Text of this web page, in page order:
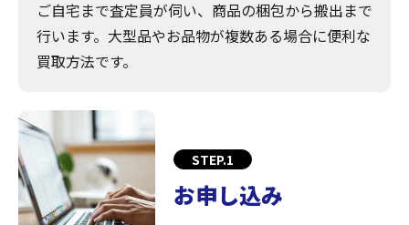
ご自宅まで査定員が伺い、商品の梱包から搬出まで
行います。大型品やお品物が複数ある場合に便利な
買取方法です。
STEP.1
お申し込み